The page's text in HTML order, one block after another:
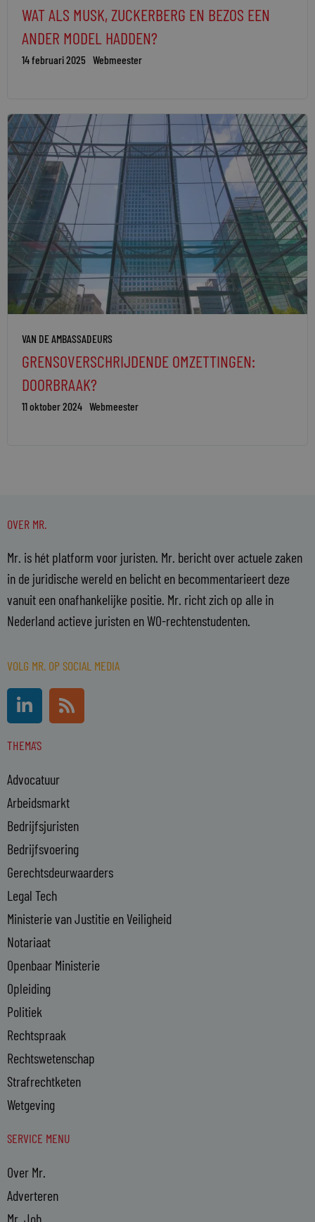
WAT ALS MUSK, ZUCKERBERG EN BEZOS EEN
ANDER MODEL HADDEN?
14 februari 2025 Webmeester
VAN DE AMBASSADEURS
GRENSOVERSCHRIJDENDE OMZETTINGEN:
DOORBRAAK?
11 oktober 2024 Webmeester
OVER MR.
Mr. is hét platform voor juristen. Mr. bericht over actuele zaken
in de juridische wereld en belicht en becommentarieert deze
vanuit een onafhankelijke positie. Mr. richt zich op alle in
Nederland actieve juristen en WO-rechtenstudenten.
VOLG MR. OP SOCIAL MEDIA
L
i
n
k
d
i
n
-
i
n
R
s
s
THEMA'S
Advocatuur
Arbeidsmarkt
Bedrijfsjuristen
Bedrijfsvoering
Gerechtsdeurwaarders
Legal Tech
Ministerie van Justitie en Veiligheid
Notariaat
Openbaar Ministerie
Opleiding
Politiek
Rechtspraak
Rechtswetenschap
Strafrechtketen
Wetgeving
SERVICE MENU
Over Mr.
Adverteren
Mr. Job